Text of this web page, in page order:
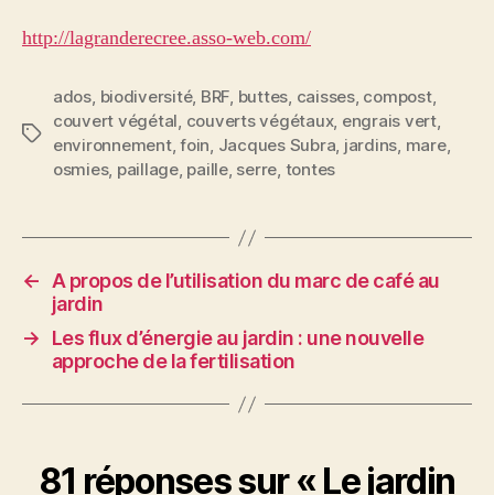
http://lagranderecree.asso-web.com/
Étiquettes
ados, biodiversité, BRF, buttes, caisses, compost,
couvert végétal, couverts végétaux, engrais vert,
environnement,foin, Jacques Subra, jardins, mare,
osmies, paillage, paille, serre, tontes
←
A propos de l’utilisation du marc de café au
jardin
→
Les flux d’énergie au jardin : une nouvelle
approche de la fertilisation
81 réponses sur « Le jardin